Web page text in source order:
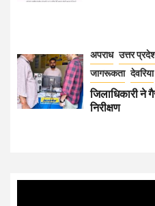
अपराध उत्तर
जागरूकता देवरिया
जिलाधिकारी
निरीक्षण